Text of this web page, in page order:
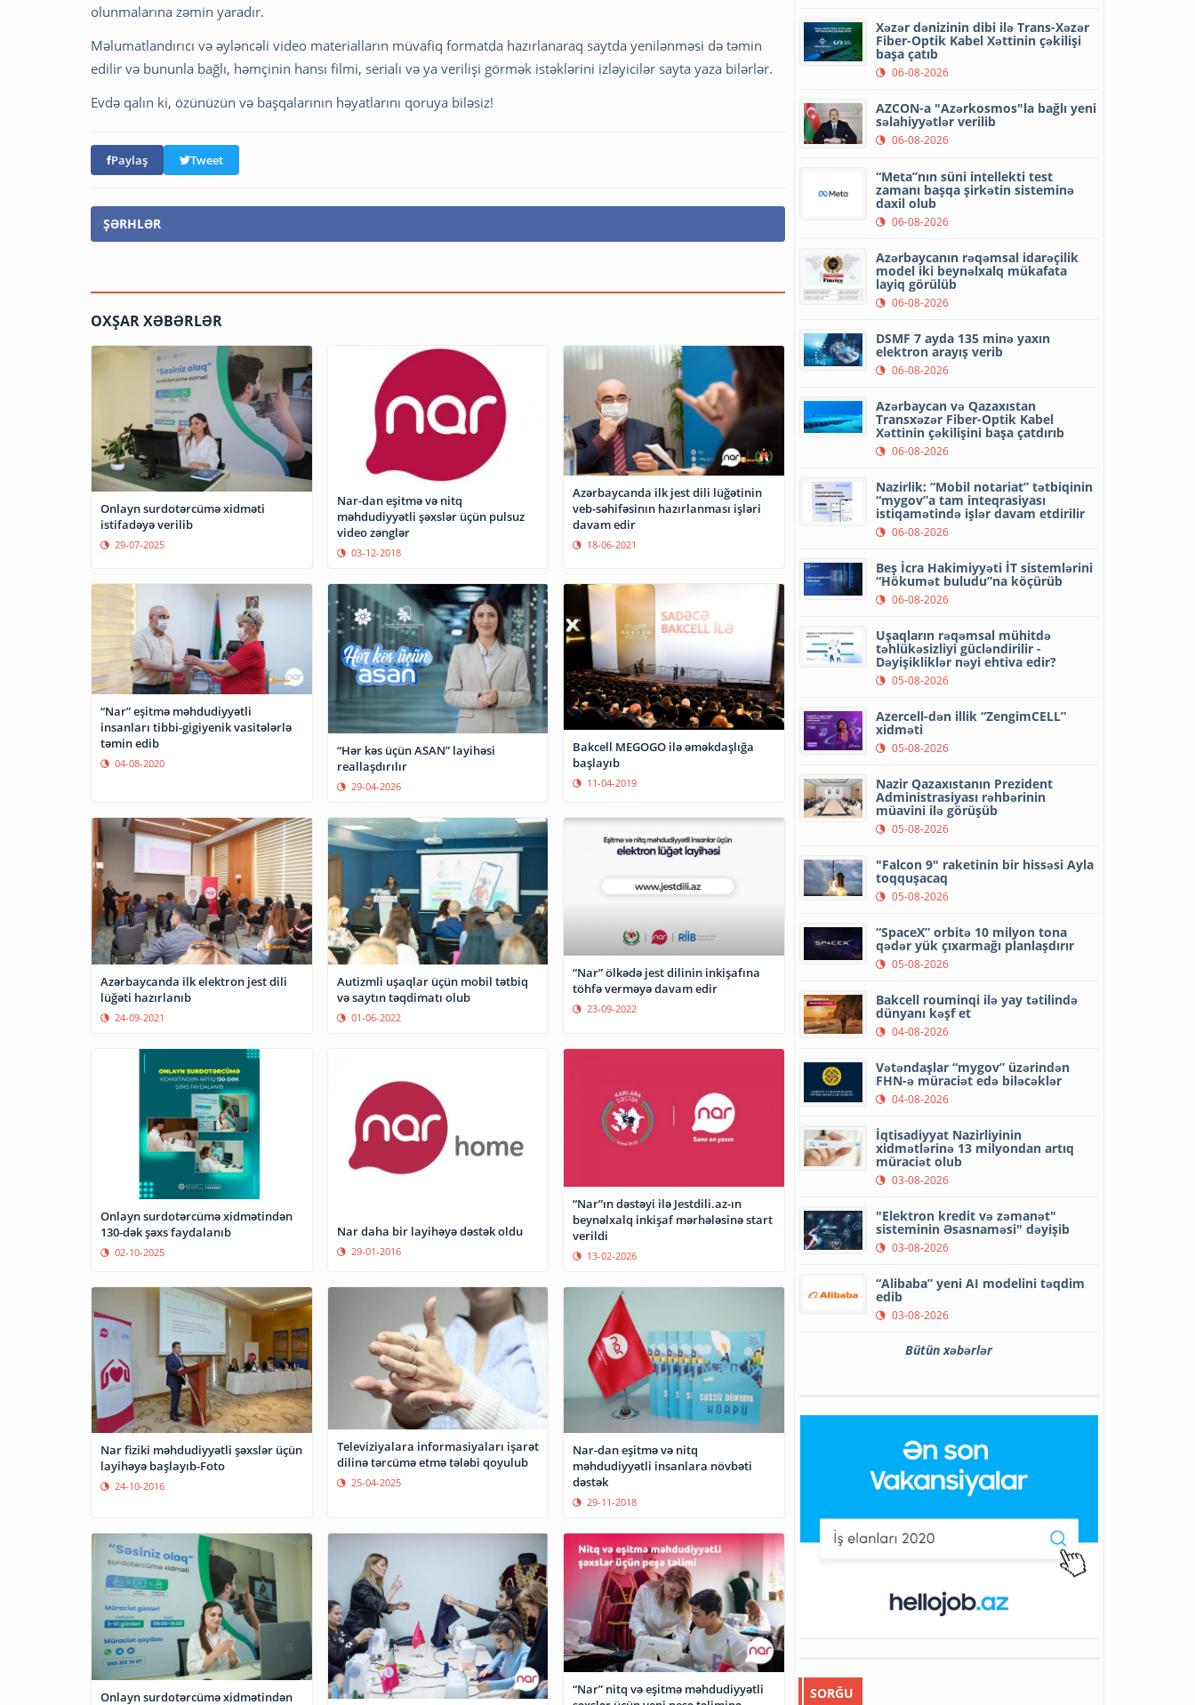
olunmalarına zəmin yaradır.
Məlumatlandırıcı və əyləncəli video materialların müvafiq formatda hazırlanaraq saytda yenilənməsi də təmin
edilir və bununla bağlı, həmçinin hansı filmi, serialı və ya verilişi görmək istəklərini izləyicilər sayta yaza bilərlər.
Evdə qalın ki, özünüzün və başqalarının həyatlarını qoruya biləsiz!
Paylaş Tweet
ŞƏRHLƏR
OXŞAR XƏBƏRLƏR
Onlayn surdotərcümə xidməti
istifadəyə verilib
29-07-2025
Nar-dan eşitmə və nitq
məhdudiyyətli şəxslər üçün pulsuz
video zənglər
03-12-2018
Azərbaycanda ilk jest dili lüğətinin
veb-səhifəsinın hazırlanması işləri
davam edir
18-06-2021
“Nar” eşitmə məhdudiyyətli
insanları tibbi-gigiyenik vasitələrlə
təmin edib
04-08-2020
“Hər kəs üçün ASAN” layihəsi
reallaşdırılır
29-04-2026
Bakcell MEGOGO ilə əməkdaşlığa
başlayıb
11-04-2019
Azərbaycanda ilk elektron jest dili
lüğəti hazırlanıb
24-09-2021
Autizmli uşaqlar üçün mobil tətbiq
və saytın təqdimatı olub
01-06-2022
“Nar” ölkədə jest dilinin inkişafına
23-09-2022
Onlayn surdotərcümə xidmətindən
130-dək şəxs faydalanıb
02-10-2025
Nar daha bir layihəyə dəstək oldu
29-01-2016
“Nar”ın dəstəyi ilə Jestdili.az-ın
beynəlxalq inkişaf mərhələsinə start
verildi
13-02-2026
Nar fiziki məhdudiyyətli şəxslər üçün
layihəyə başlayıb-Foto
24-10-2016
Televiziyalara informasiyaları işarət
dilinə tərcümə etmə tələbi qoyulub
25-04-2025
Nar-dan eşitmə və nitq
məhdudiyyətli insanlara növbəti
dəstək
29-11-2018
Onlayn surdotərcümə xidmətindən
“Nar” nitq və eşitmə məhdudiyyətli
Xəzər dənizinin dibi ilə Trans-Xəzər
Fiber-Optik Kabel Xəttinin çəkilişi
başa çatıb
06-08-2026
AZCON-a "Azərkosmos"la bağlı yeni
səlahiyyətlər verilib
06-08-2026
“Meta”nın süni intellekti test
zamanı başqa şirkətin sisteminə
daxil olub
06-08-2026
Azərbaycanın rəqəmsal idarəçilik
model iki beynəlxalq mükafata
layiq görülüb
06-08-2026
DSMF 7 ayda 135 minə yaxın
elektron arayış verib
06-08-2026
Azərbaycan və Qazaxıstan
Transxəzər Fiber-Optik Kabel
Xəttinin çəkilişini başa çatdırıb
06-08-2026
Nazirlik: “Mobil notariat” tətbiqinin
“mygov”a tam inteqrasiyası
istiqamətində işlər davam etdirilir
06-08-2026
Beş İcra Hakimiyyəti İT sistemlərini
“Hökumət buludu”na köçürüb
06-08-2026
Uşaqların rəqəmsal mühitdə
təhlükəsizliyi gücləndirilir -
Dəyişikliklər nəyi ehtiva edir?
05-08-2026
Azercell-dən illik “ZengimCELL”
xidməti
05-08-2026
Nazir Qazaxıstanın Prezident
Administrasiyası rəhbərinin
müavini ilə görüşüb
05-08-2026
"Falcon 9" raketinin bir hissəsi Ayla
toqquşacaq
05-08-2026
“SpaceX” orbitə 10 milyon tona
qədər yük çıxarmağı planlaşdırır
05-08-2026
Bakcell rouminqi ilə yay tətilində
dünyanı kəşf et
04-08-2026
Vətəndaşlar “mygov” üzərindən
FHN-ə müraciət edə biləcəklər
04-08-2026
İqtisadiyyat Nazirliyinin
xidmətlərinə 13 milyondan artıq
müraciət olub
03-08-2026
"Elektron kredit və zəmanət"
sisteminin Əsasnaməsi" dəyişib
03-08-2026
“Alibaba” yeni AI modelini təqdim
edib
03-08-2026
Bütün xəbərlər
SORĞU